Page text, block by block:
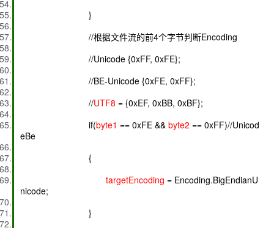
}
//根据文件流的前4个字节判断Encoding
//Unicode {0xFF, 0xFE};
//BE-Unicode {0xFE, 0xFF};
//UTF8 = {0xEF, 0xBB, 0xBF};
if(byte1 == 0xFE && byte2 == 0xFF)//Unicod
eBe
{
targetEncoding = Encoding.BigEndianU
nicode;
}